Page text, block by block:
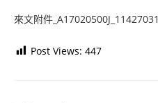
來文附件
Post Views: 447